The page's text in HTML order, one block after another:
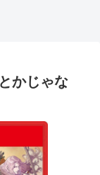
かじゃな